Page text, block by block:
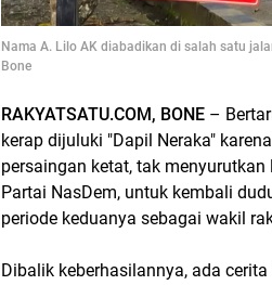
Nama A. Lilo AK diabadikan di salah satu
Bone
RAKYATSATU.COM, BONE –
kerap dijuluki "Dapil Neraka"
persaingan ketat, tak
Partai NasDem, untuk kembali
periode keduanya sebagai wakil
Dibalik keberhasilannya, ada